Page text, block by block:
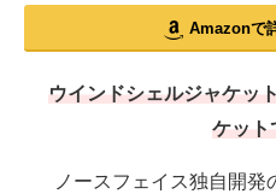
Amazonで
ウインドシェルジャケッ
ケット
ノースフェイス独自開発